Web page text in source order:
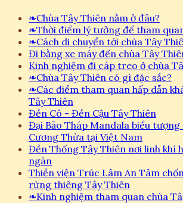
❧Chùa Tây Thiên nằm ở đâu?
❧Thời điểm lý tưởng để tham
❧Cách di chuyển tới chùa Tây
Đi bằng xe máy đến chùa Tây
Kinh nghiệm đi cáp treo ở chùa
❧Chùa Tây Thiên có gì đặc sắc?
❧Các điểm tham quan hấp dẫn
Tây Thiên
Đền Cô - Đền Cậu Tây Thiên
Đại Bảo Tháp Mandala biểu tượng
Cương Thừa tại Việt Nam
Đền Thống Tây Thiên nơi linh khí
ngàn
Thiền viện Trúc Lâm An Tâm
rừng thiêng Tây Thiên
❧Kinh nghiệm tham quan chùa